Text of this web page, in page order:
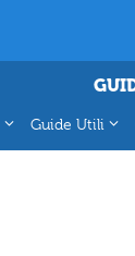
Guide Utili